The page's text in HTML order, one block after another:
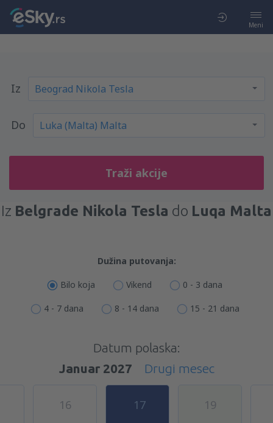
Meni
Iz
Do
Traži akcije
Iz Belgrade Nikola Tesla do Luqa Malta
Dužina putovanja:
Bilo koja Vikend 0 - 3 dana
4 - 7 dana 8 - 14 dana 15 - 21 dana
Datum polaska:
Januar 2027
Drugi mesec
16 17 19